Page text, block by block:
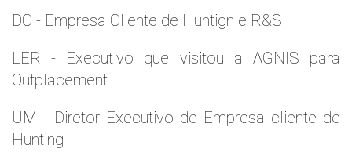
DC - Empresa Cliente de Huntign e R&S
LER - Executivo que visitou a AGNIS para
Outplacement
UM - Diretor Executivo de Empresa cliente de
Hunting